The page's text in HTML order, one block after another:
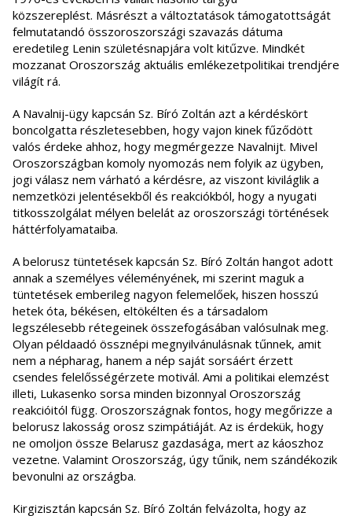
közszereplést. Másrészt a változtatások támogatottságát
felmutatandó összoroszországi szavazás dátuma
eredetileg Lenin születésnapjára volt kitűzve. Mindkét
mozzanat Oroszország aktuális emlékezetpolitikai trendjére
világít rá.
A Navalnij-ügy kapcsán Sz. Bíró Zoltán azt a kérdéskört
boncolgatta részletesebben, hogy vajon kinek fűződött
valós érdeke ahhoz, hogy megmérgezze Navalnijt. Mivel
Oroszországban komoly nyomozás nem folyik az ügyben,
jogi válasz nem várható a kérdésre, az viszont kiviláglik a
nemzetközi jelentésekből és reakciókból, hogy a nyugati
titkosszolgálat mélyen belelát az oroszországi történések
háttérfolyamataiba.
A belorusz tüntetések kapcsán Sz. Bíró Zoltán hangot adott
annak a személyes véleményének, mi szerint maguk a
tüntetések emberileg nagyon felemelőek, hiszen hosszú
hetek óta, békésen, eltökélten és a társadalom
legszélesebb rétegeinek összefogásában valósulnak meg.
Olyan példaadó össznépi megnyilvánulásnak tűnnek, amit
nem a népharag, hanem a nép saját sorsáért érzett
csendes felelősségérzete motivál. Ami a politikai elemzést
illeti, Lukasenko sorsa minden bizonnyal Oroszország
reakcióitól függ. Oroszországnak fontos, hogy megőrizze a
belorusz lakosság orosz szimpátiáját. Az is érdekük, hogy
ne omoljon össze Belarusz gazdasága, mert az káoszhoz
vezetne. Valamint Oroszország, úgy tűnik, nem szándékozik
bevonulni az országba.
Kirgizisztán kapcsán Sz. Bíró Zoltán felvázolta, hogy az